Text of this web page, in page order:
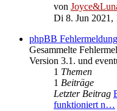
von
Di 8. Jun 2021,
phpBB
Gesammelte
Version 3.1. und
1 Themen
1 Beiträge
Letzter Beitrag
funktioniert n…